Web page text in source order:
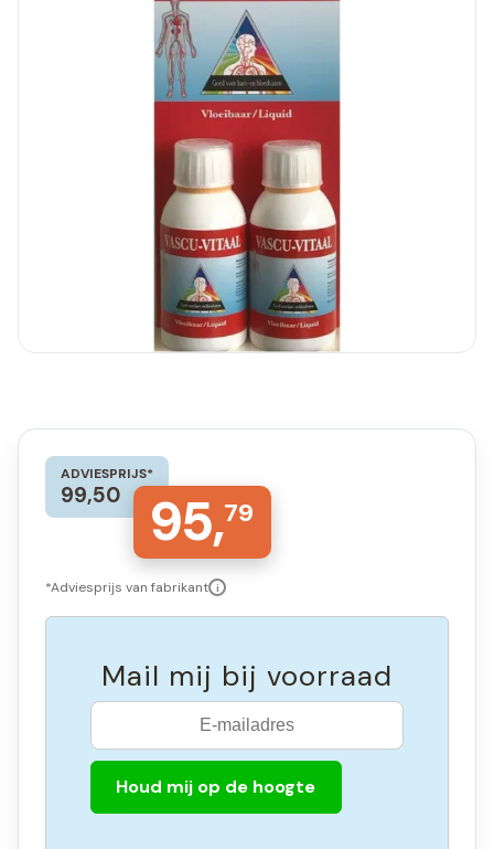
ADVIESPRIJS*
99,50 95,79
*Adviesprijs van fabrikant i
Mail mij bij voorraad
Houd mij op de hoogte